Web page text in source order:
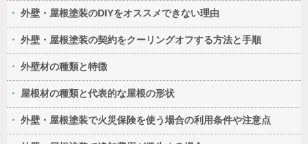
外壁・屋根塗装のDIYをオススメできない理由
外壁・屋根塗装の契約をクーリングオフする方法と手順
外壁材の種類と特徴
屋根材の種類と代表的な屋根の形状
外壁・屋根塗装で火災保険を使う場合の利用条件や注意点